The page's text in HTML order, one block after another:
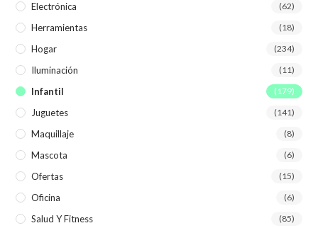
Electrónica (62)
Herramientas (18)
Hogar (234)
Iluminación (11)
Infantil (179)
Juguetes (141)
Maquillaje (8)
Mascota (6)
Ofertas (15)
Oficina (6)
Salud Y Fitness (85)